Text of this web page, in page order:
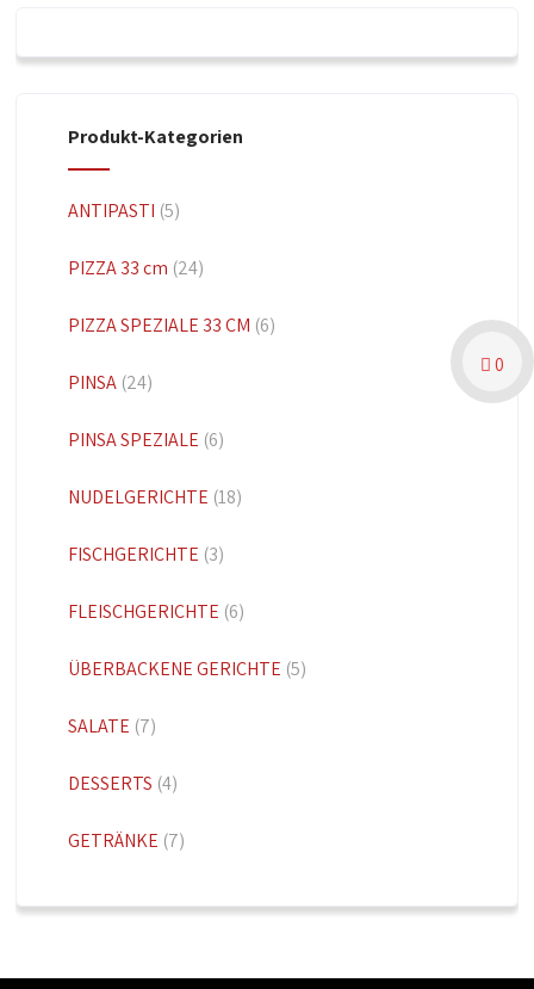
Produkt-Kategorien
ANTIPASTI (5)
PIZZA 33 cm (24)
PIZZA SPEZIALE 33 CM (6)
PINSA (24)
PINSA SPEZIALE (6)
NUDELGERICHTE (18)
FISCHGERICHTE (3)
FLEISCHGERICHTE (6)
ÜBERBACKENE GERICHTE (5)
SALATE (7)
DESSERTS (4)
GETRÄNKE (7)
0